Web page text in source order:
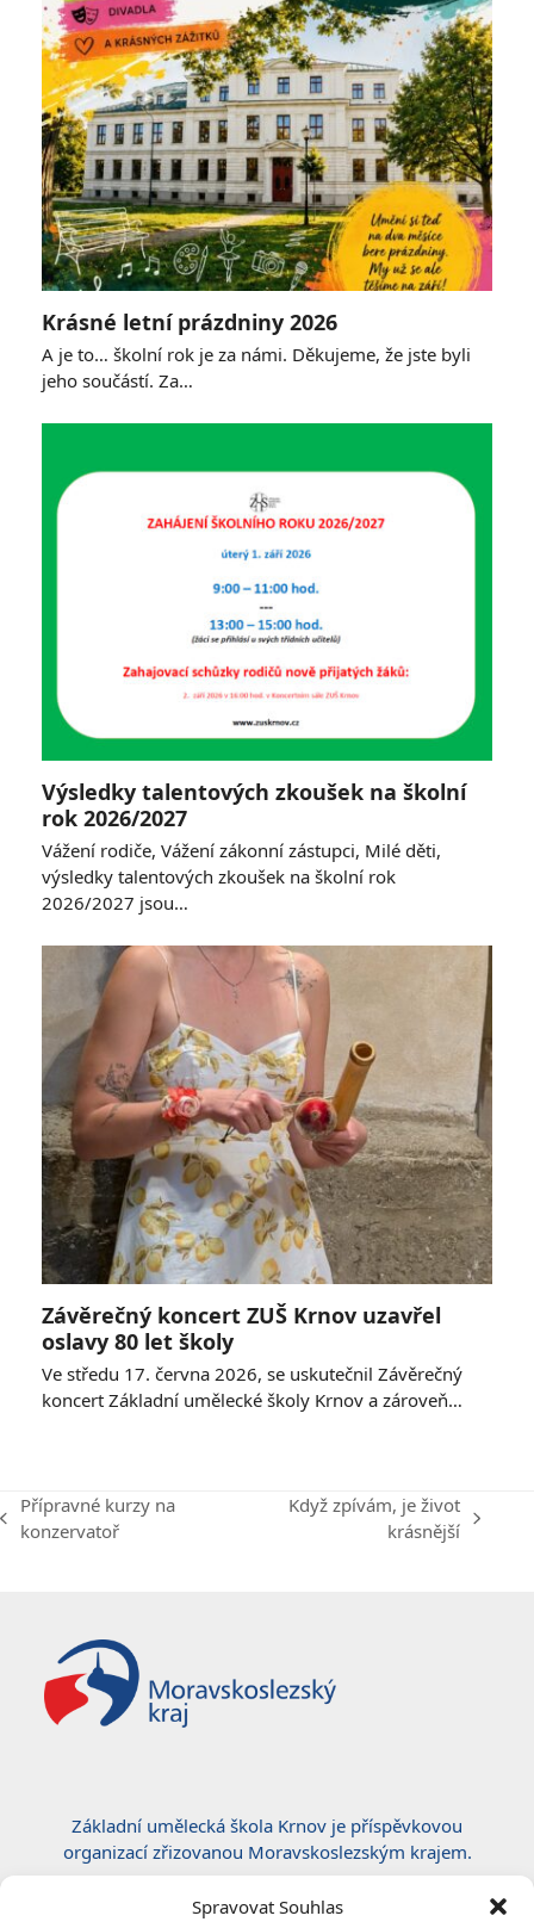
Spravovat Souhlas
Krásné letní prázdniny 2026
A je to… školní rok je za námi. Děkujeme, že jste byli
jeho součástí. Za…
Výsledky talentových zkoušek na školní
rok 2026/2027
Vážení rodiče, Vážení zákonní zástupci, Milé děti,
výsledky talentových zkoušek na školní rok
2026/2027 jsou…
Závěrečný koncert ZUŠ Krnov uzavřel
oslavy 80 let školy
Ve středu 17. června 2026, se uskutečnil Závěrečný
koncert Základní umělecké školy Krnov a zároveň…
previous
Přípravné kurzy na
konzervatoř
Když zpívám, je život
krásnější
Základní umělecká škola Krnov je příspěvkovou
organizací zřizovanou Moravskoslezským krajem.
Certifikace ČSN EN ISO 50001:2019